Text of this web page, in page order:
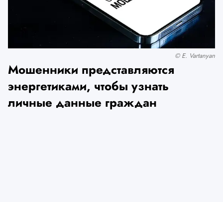
© E. Vartanyan
Мошенники представляются
энергетиками, чтобы узнать
личные данные граждан